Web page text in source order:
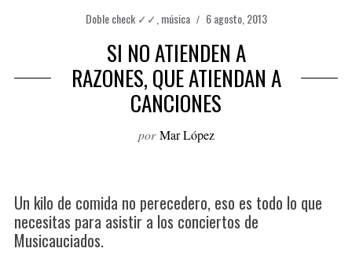
r
h
f
C
H
Doble check ✓✓ música 6 agosto, 2013
SI NO ATIENDEN A
RAZONES, QUE ATIENDAN A
CANCIONES
por Mar López
Un kilo de comida no perecedero, eso es todo lo que
necesitas para asistir a los conciertos de
Musicauciados.